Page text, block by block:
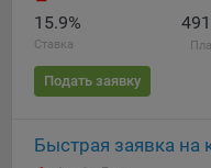
При этом, некоторые
интернет-сайты в
хранимый на
сохраненные файлов
15.9%
Ставка
Подать заявку
Быстрая заявка на